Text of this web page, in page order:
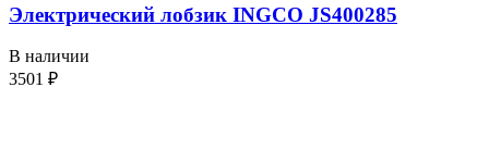
Электрический лобзик INGCO JS400285
В наличии
3501 ₽